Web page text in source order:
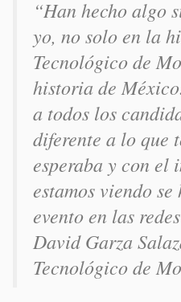
“Han hecho algo
yo, no solo en la
Tecnológico de
historia de
a todos los
diferente a lo que
esperaba y con el
estamos viendo
evento en las
David Garza
Tecnológico de